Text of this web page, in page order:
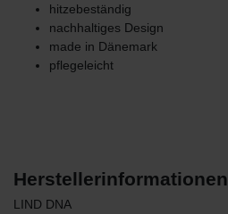
hitzebeständig
nachhaltiges Design
made in Dänemark
pflegeleicht
Herstellerinformationen
LIND DNA